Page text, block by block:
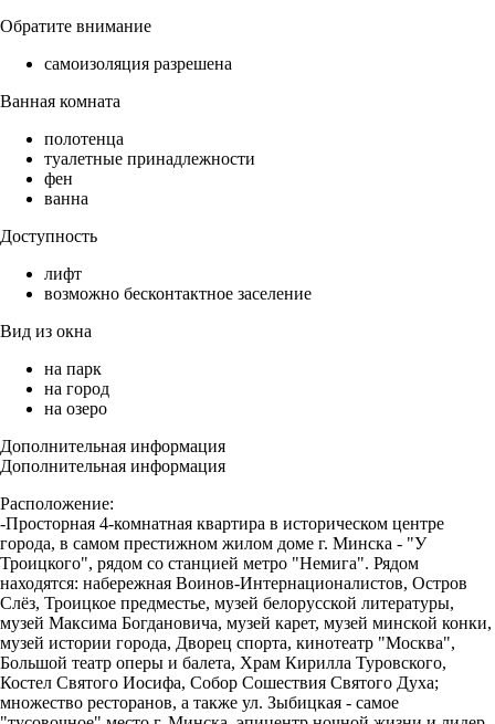
Обратите внимание
самоизоляция разрешена
Ванная комната
полотенца
туалетные принадлежности
фен
ванна
Доступность
лифт
возможно бесконтактное заселение
Вид из окна
на парк
на город
на озеро
Дополнительная информация
Дополнительная информация
Расположение:
-Просторная 4-комнатная квартира в историческом центре
города, в самом престижном жилом доме г. Минска - "У
Троицкого", рядом со станцией метро "Немига". Рядом
находятся: набережная Воинов-Интернационалистов, Остров
Слёз, Троицкое предместье, музей белорусской литературы,
музей Максима Богдановича, музей карет, музей минской конки,
музей истории города, Дворец спорта, кинотеатр "Москва",
Большой театр оперы и балета, Храм Кирилла Туровского,
Костел Святого Иосифа, Собор Сошествия Святого Духа;
множество ресторанов, а также ул. Зыбицкая - самое